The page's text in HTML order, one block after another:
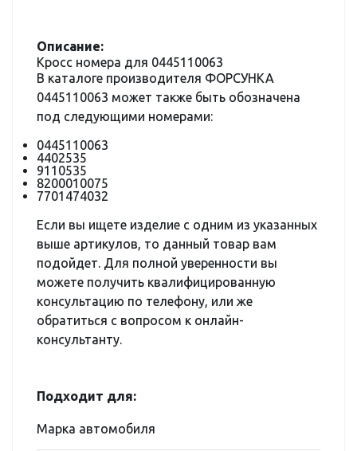
Описание:
Кросс номера для 0445110063
В каталоге производителя ФОРСУНКА
0445110063 может также быть обозначена
под следующими номерами:
0445110063
4402535
9110535
8200010075
7701474032
Если вы ищете изделие с одним из указанных
выше артикулов, то данный товар вам
подойдет. Для полной уверенности вы
можете получить квалифицированную
консультацию по телефону, или же
обратиться с вопросом к онлайн-
консультанту.
Подходит для:
Марка автомобиля